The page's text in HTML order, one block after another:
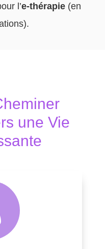
l’e-thérapie (en
une Vie